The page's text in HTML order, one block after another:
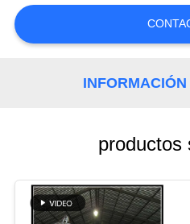
CONTACTO
CON
NOTICIAS
CITA
productos